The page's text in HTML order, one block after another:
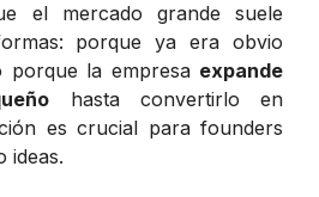
el mercado grande suele
porque ya era obvio
porque la empresa expande
hasta convertirlo en
es crucial para founders
ideas.